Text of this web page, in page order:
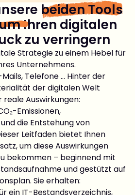
beiden Tools
Ihren digitalen
zu verringern
Strategie zu einem Hebel für
Unternehmens.
Telefone … Hinter der
der digitalen Welt
Auswirkungen:
Emissionen,
die Entstehung von
Leitfaden bietet Ihnen
um diese Auswirkungen
bekommen – beginnend mit
und gestützt auf
Sie erhalten:
ein IT-Bestandsverzeichnis,